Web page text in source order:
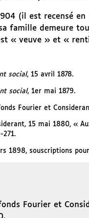
(il est recensé
famille demeure
« veuve » et «
social, 15 avril 1878.
social, 1er mai 1879.
Fourier et
15 mai 1880, «
271.
1898, souscriptions
Fourier et